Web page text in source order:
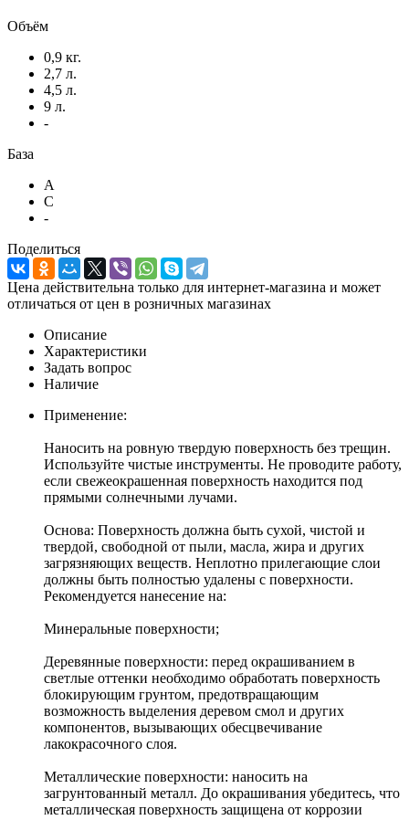
Объём
0,9 кг.
2,7 л.
4,5 л.
9 л.
-
База
A
C
-
Поделиться
Цена действительна только для интернет-магазина и может
отличаться от цен в розничных магазинах
Описание
Характеристики
Задать вопрос
Наличие
Применение:
Наносить на ровную твердую поверхность без трещин.
Используйте чистые инструменты. Не проводите работу,
если свежеокрашенная поверхность находится под
прямыми солнечными лучами.
Основа: Поверхность должна быть сухой, чистой и
твердой, свободной от пыли, масла, жира и других
загрязняющих веществ. Неплотно прилегающие слои
должны быть полностью удалены с поверхности.
Рекомендуется нанесение на:
Минеральные поверхности;
Деревянные поверхности: перед окрашиванием в
светлые оттенки необходимо обработать поверхность
блокирующим грунтом, предотвращающим
возможность выделения деревом смол и других
компонентов, вызывающих обесцвечивание
лакокрасочного слоя.
Металлические поверхности: наносить на
загрунтованный металл. До окрашивания убедитесь, что
металлическая поверхность защищена от коррозии